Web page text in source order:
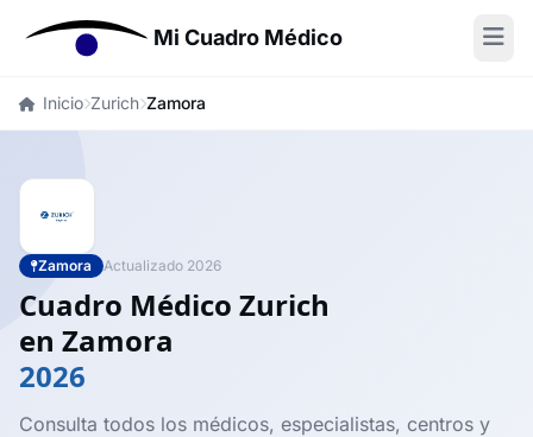
Mi Cuadro Médico
Inicio Zurich Zamora
Zamora Actualizado 2026
Cuadro Médico Zurich
en Zamora
2026
Consulta todos los médicos, especialistas, centros y